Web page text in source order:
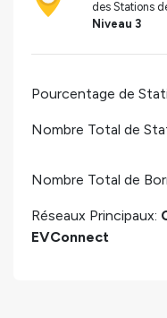
des Stations
Niveau 3
Pourcentage de
Nombre Total de
Nombre Total de
Réseaux Principaux:
EVConnect